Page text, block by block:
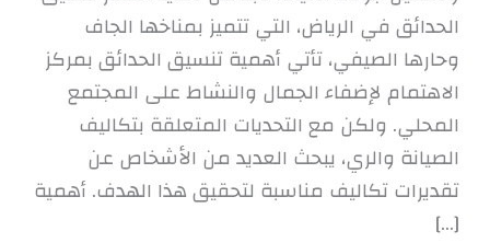
الحدائق في الرياض، التي تتميز بمناخها الجاف
وحارها الصيفي، تأتي أهمية تنسيق الحدائق بمركز
الاهتمام لإضفاء الجمال والنشاط على المجتمع
المحلي. ولكن مع التحديات المتعلقة بتكاليف
الصيانة والري، يبحث العديد من الأشخاص عن
تقديرات تكاليف مناسبة لتحقيق هذا الهدف. أهمية
[…]